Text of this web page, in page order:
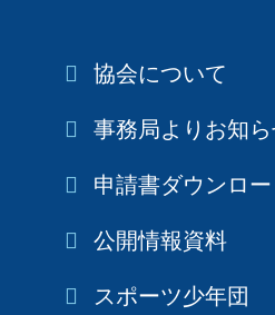
協会について
事務局よりお知
申請書ダウンロ
公開情報資料
スポーツ少年団